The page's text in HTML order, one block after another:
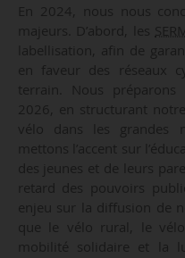
En 2024, nous nous
majeurs. D’abord, les
labellisation, afin de
en faveur des réseaux
terrain. Nous préparons
2026, en structurant
vélo dans les grandes
mettons l’accent sur
des jeunes et de leurs
retard des pouvoirs
enjeu sur la diffusion de
que le vélo rural, le
mobilité solidaire et la